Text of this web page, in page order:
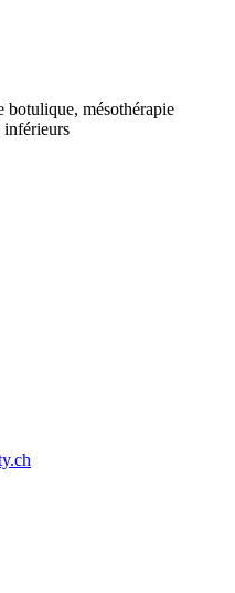
botulique, mésothérapie
inférieurs